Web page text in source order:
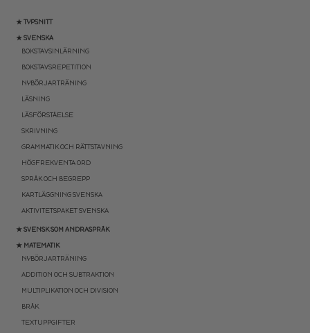
★ TYPSNITT
★ SVENSKA
BOKSTAVSINLÄRNING
BOKSTAVSREPETITION
NYBÖRJARTRÄNING
LÄSNING
LÄSFÖRSTÅELSE
SKRIVNING
GRAMMATIK OCH RÄTTSTAVNING
HÖGFREKVENTA ORD
SPRÅK OCH BEGREPP
KARTLÄGGNING SVENSKA
AKTIVITETSPAKET SVENSKA
★ SVENSK SOM ANDRASPRÅK
★ MATEMATIK
NYBÖRJARTRÄNING
ADDITION OCH SUBTRAKTION
MULTIPLIKATION OCH DIVISION
BRÅK
TEXTUPPGIFTER